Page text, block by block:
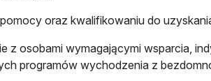
oraz kwalifikowaniu do
z osobami wymagającymi wsparcia,
programów wychodzenia z